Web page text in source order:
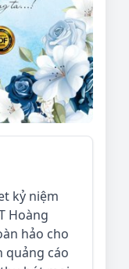
kỷ niệm
Hoàng
hảo cho
quảng cáo